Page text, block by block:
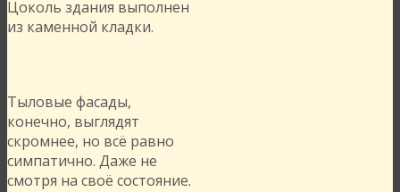
Цоколь здания выполнен
из каменной кладки.
Тыловые фасады,
конечно, выглядят
скромнее, но всё равно
симпатично. Даже не
смотря на своё состояние.